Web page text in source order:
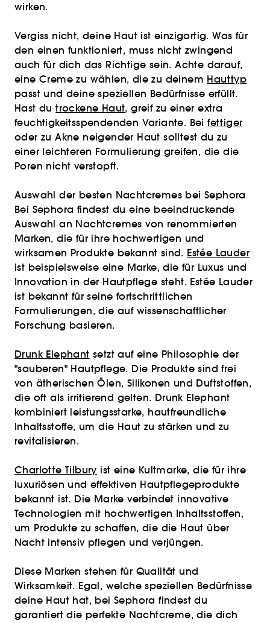
wirken.
Vergiss nicht, deine Haut ist einzigartig. Was für
den einen funktioniert, muss nicht zwingend
auch für dich das Richtige sein. Achte darauf,
eine Creme zu wählen, die zu deinem Hauttyp
passt und deine speziellen Bedürfnisse erfüllt.
Hast dutrockene Haut, greif zu einer extra
feuchtigkeitsspendenden Variante. Beifettiger
oder zu Akne neigender Haut solltest du zu
einer leichteren Formulierung greifen, die die
Poren nicht verstopft.
Auswahl der besten Nachtcremes bei Sephora
Bei Sephora findest du eine beeindruckende
Auswahl an Nachtcremes von renommierten
Marken, die für ihre hochwertigen und
wirksamen Produkte bekannt sind. Estée Lauder
ist beispielsweise eine Marke, die für Luxus und
Innovation in der Hautpflege steht. Estée Lauder
ist bekannt für seine fortschrittlichen
Formulierungen, die auf wissenschaftlicher
Forschung basieren.
Drunk Elephant setzt auf eine Philosophie der
"sauberen" Hautpflege. Die Produkte sind frei
von ätherischen Ölen, Silikonen und Duftstoffen,
die oft als irritierend gelten. Drunk Elephant
kombiniert leistungsstarke, hautfreundliche
Inhaltsstoffe, um die Haut zu stärken und zu
revitalisieren.
Charlotte Tilbury ist eine Kultmarke, die für ihre
luxuriösen und effektiven Hautpflegeprodukte
bekannt ist. Die Marke verbindet innovative
Technologien mit hochwertigen Inhaltsstoffen,
um Produkte zu schaffen, die die Haut über
Nacht intensiv pflegen und verjüngen.
Diese Marken stehen für Qualität und
Wirksamkeit. Egal, welche speziellen Bedürfnisse
deine Haut hat, bei Sephora findest du
garantiert die perfekte Nachtcreme, die dich